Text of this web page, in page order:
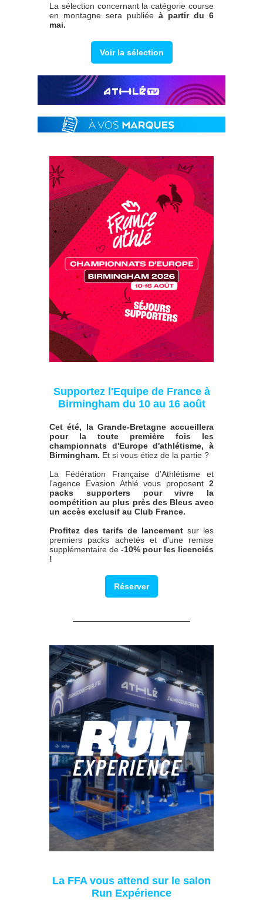
La sélection concernant la catégorie course
en montagne sera publiée à partir du 6
mai.
Voir la sélection
Supportez l'Equipe de France à
Birmingham du 10 au 16 août
Cet été, la Grande-Bretagne accueillera
pour la toute première fois les
championnats d'Europe d'athlétisme, à
Birmingham. Et si vous étiez de la partie ?
La Fédération Française d'Athlétisme et
l'agence Evasion Athlé vous proposent 2
packs supporters pour vivre la
compétition au plus près des Bleus avec
un accès exclusif au Club France.
Profitez des tarifs de lancement sur les
premiers packs achetés et d'une remise
supplémentaire de -10% pour les licenciés
!
Réserver
La FFA vous attend sur le salon
Run Expérience